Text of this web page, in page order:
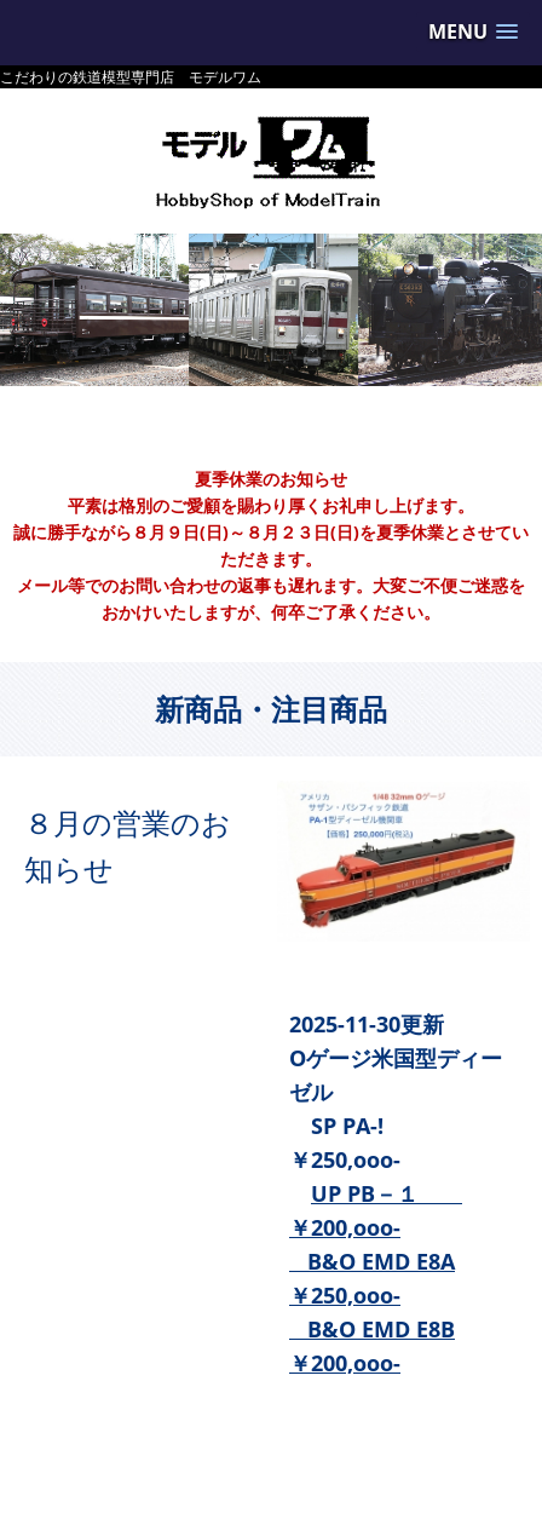
MENU
こだわりの鉄道模型専門店 モデルワム
夏季休業のお知らせ
平素は格別のご愛顧を賜わり厚くお礼申し上げます。
誠に勝手ながら８月９日(日)～８月２３日(日)を夏季休業とさせてい
ただきます。
メール等でのお問い合わせの返事も遅れます。大変ご不便ご迷惑を
おかけいたしますが、何卒ご了承ください。
新商品・注目商品
８月の営業のお
知らせ
2025-11-30更新
Oゲージ米国型ディー
ゼル
SP PA-!
￥250,ooo-
UP PB－１
￥200,ooo-
B&O EMD E8A
￥250,ooo-
B&O EMD E8B
￥200,ooo-